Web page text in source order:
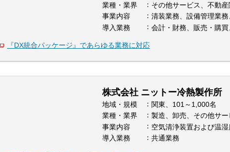
業種・業界
その他サービス、不動産
事業内容
清装業務、設備管理業
導入業務
会計・財務、販売・購
『DX統合パッケージ』であらゆる業務に対応
株式会社 ニットー冷熱製作所
地域・規模
関東、101～1,000名
業種・業界
製造、卸売、その他サー
事業内容
空気清浄装置および温
導入業務
共通業務